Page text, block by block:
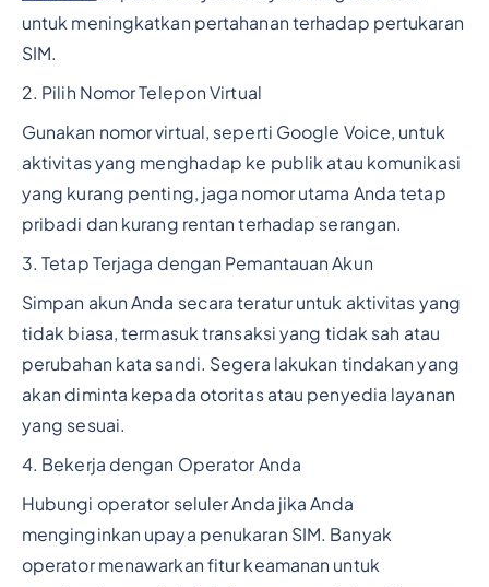
untuk meningkatkan pertahanan terhadap pertukaran
SIM.
2. Pilih Nomor Telepon Virtual
Gunakan nomor virtual, seperti Google Voice, untuk
aktivitas yang menghadap ke publik atau komunikasi
yang kurang penting, jaga nomor utama Anda tetap
pribadi dan kurang rentan terhadap serangan.
3. Tetap Terjaga dengan Pemantauan Akun
Simpan akun Anda secara teratur untuk aktivitas yang
tidak biasa, termasuk transaksi yang tidak sah atau
perubahan kata sandi. Segera lakukan tindakan yang
akan diminta kepada otoritas atau penyedia layanan
yang sesuai.
4. Bekerja dengan Operator Anda
Hubungi operator seluler Anda jika Anda
menginginkan upaya penukaran SIM. Banyak
operator menawarkan fitur keamanan untuk